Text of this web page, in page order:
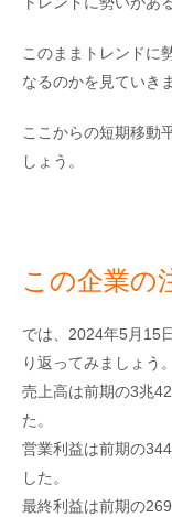
このままトレンドに
なるのかを見ていき
ここからの短期移動
しょう。
この企業の
では、2024年5月15
り返ってみましょう。
売上高は前期の3兆
た。
営業利益は前期の
した。
最終利益は前期の